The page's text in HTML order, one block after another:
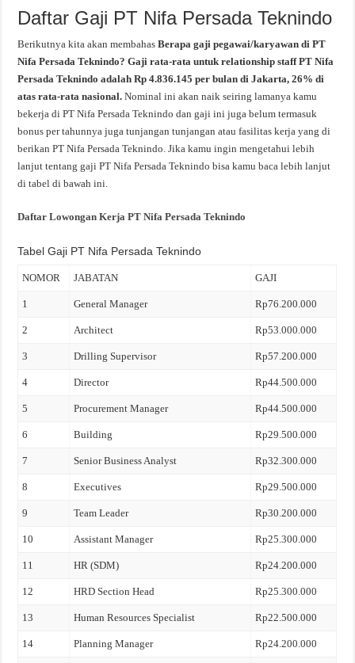
Daftar Gaji PT Nifa Persada Teknindo
Berikutnya kita akan membahasBerapa gaji pegawai/karyawan di PT
Nifa Persada Teknindo? Gaji rata-rata untuk relationship staff PT Nifa
Persada Teknindo adalah Rp 4.836.145 per bulan di Jakarta, 26% di
atas rata-rata nasional.Nominal ini akan naik seiring lamanya kamu
bekerja di PT Nifa Persada Teknindo dan gaji ini juga belum termasuk
bonus per tahunnya juga tunjangan tunjangan atau fasilitas kerja yang di
berikan PT Nifa Persada Teknindo. Jika kamu ingin mengetahui lebih
lanjut tentang gaji PT Nifa Persada Teknindo bisa kamu baca lebih lanjut
di tabel di bawah ini.
Daftar Lowongan Kerja PT Nifa Persada Teknindo
Tabel Gaji PT Nifa Persada Teknindo
NOMOR JABATAN GAJI
1 General Manager Rp76.200.000
2 Architect Rp53.000.000
3 Drilling Supervisor Rp57.200.000
4 Director Rp44.500.000
5 Procurement Manager Rp44.500.000
6 Building Rp29.500.000
7 Senior Business Analyst Rp32.300.000
8 Executives Rp29.500.000
9 Team Leader Rp30.200.000
10 Assistant Manager Rp25.300.000
11 HR (SDM) Rp24.200.000
12 HRD Section Head Rp25.300.000
13 Human Resources Specialist Rp22.500.000
14 Planning Manager Rp24.200.000